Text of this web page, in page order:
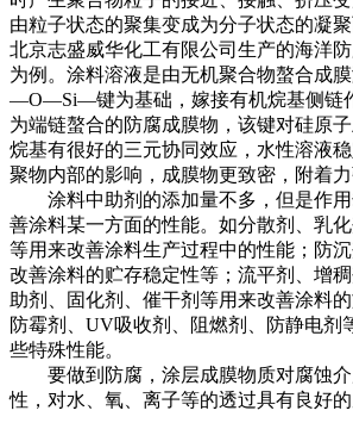
由粒子状态的聚集变成为分子状态的凝聚
北京志盛威华化工有限公司生产的海洋
为例。涂料溶液是由无机聚合物螯合成
—O—Si—键为基础，嫁接有机烷基侧链
为端链螯合的防腐成膜物，该键对硅原子
烷基有很好的三元协同效应，水性溶液
聚物内部的影响，成膜物更致密，附着力
涂料中助剂的添加量不多，但是作用
善涂料某一方面的性能。如分散剂、乳
等用来改善涂料生产过程中的性能；防
改善涂料的贮存稳定性等；流平剂、增
助剂、固化剂、催干剂等用来改善涂料
防霉剂、UV吸收剂、阻燃剂、防静电剂
些特殊性能。
要做到防腐，涂层成膜物质对腐蚀介
性，对水、氧、离子等的透过具有良好的